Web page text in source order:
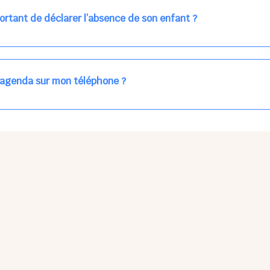
de déclarer l’absence de son enfant ?
enfants à accueillir, et ajuster les plannings au mieux.
car les repas sont commandés à l’avance.
sur mon téléphone ?
sur l'App Store ni Google Play car il s'agit d'une Web App,